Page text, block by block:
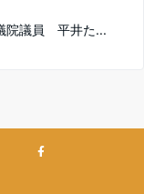
院議員 平井た...